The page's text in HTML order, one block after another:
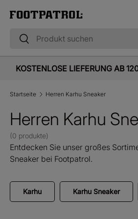
Direkt zum Inhalt
Suchen
Suchen
KOSTENLOSE LIEFERUNG AB
Startseite Herren Karhu Sneaker
Herren Karhu
(0 produkte)
Entdecken Sie unser großes
Sneaker bei Footpatrol.
Karhu Karhu Sneaker